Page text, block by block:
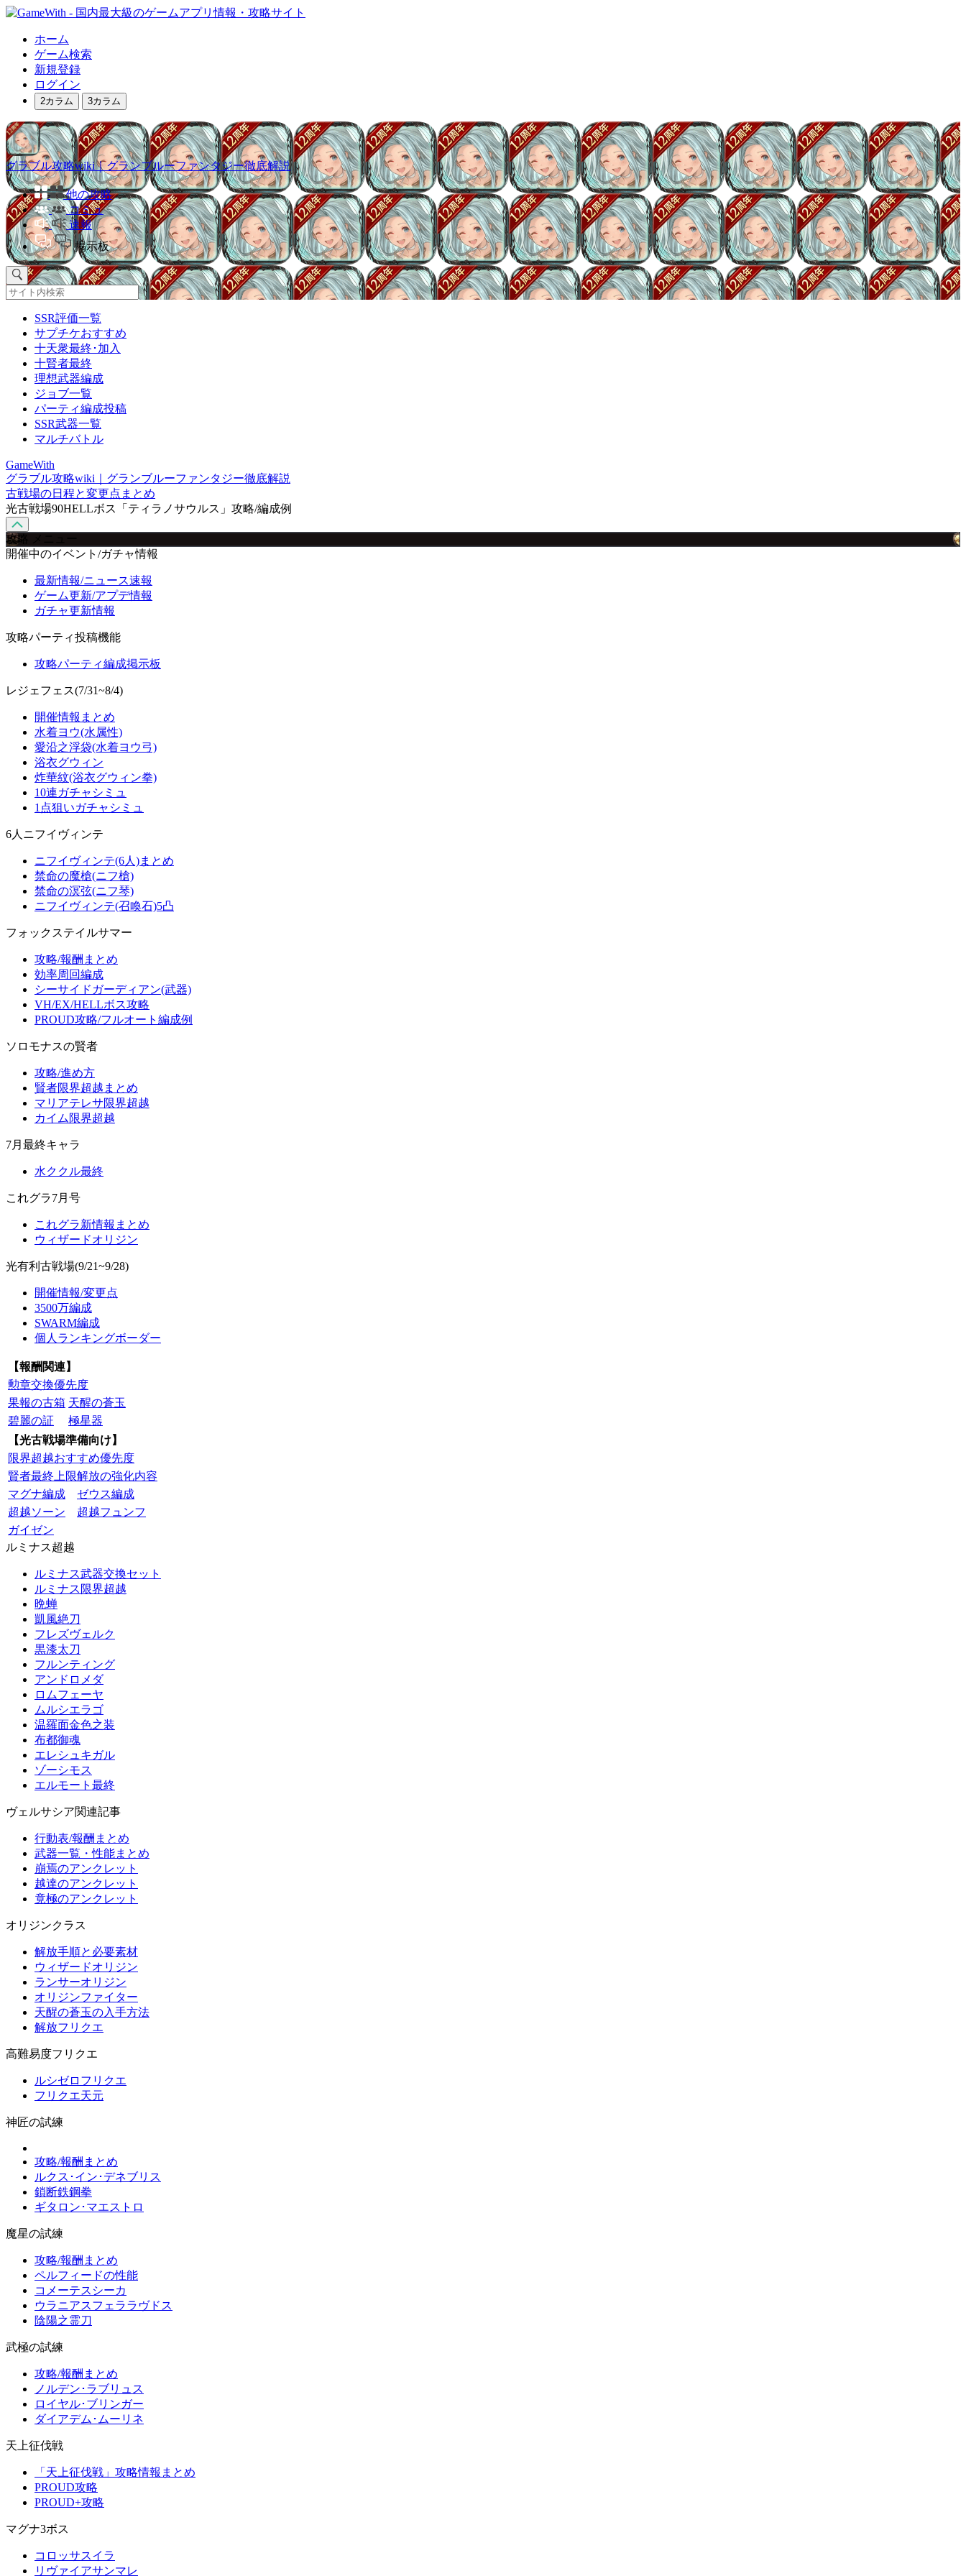
ホーム
ゲーム検索
新規登録
ログイン
2カラム 3カラム
グラブル攻略wiki｜グランブルーファンタジー徹底解説
他の攻略
コミュ
速報
掲示板
SSR評価一覧
サプチケおすすめ
十天衆最終･加入
十賢者最終
理想武器編成
ジョブ一覧
パーティ編成投稿
SSR武器一覧
マルチバトル
GameWith
グラブル攻略wiki｜グランブルーファンタジー徹底解説
古戦場の日程と変更点まとめ
光古戦場90HELLボス「ティラノサウルス」攻略/編成例
攻略 メニュー
開催中のイベント/ガチャ情報
最新情報/ニュース速報
ゲーム更新/アプデ情報
ガチャ更新情報
攻略パーティ投稿機能
攻略パーティ編成掲示板
レジェフェス(7/31~8/4)
開催情報まとめ
水着ヨウ(水属性)
愛沿之浮袋(水着ヨウ弓)
浴衣グウィン
炸華紋(浴衣グウィン拳)
10連ガチャシミュ
1点狙いガチャシミュ
6人ニフイヴィンテ
ニフイヴィンテ(6人)まとめ
禁命の魔槍(ニフ槍)
禁命の溟弦(ニフ琴)
ニフイヴィンテ(召喚石)5凸
フォックステイルサマー
攻略/報酬まとめ
効率周回編成
シーサイドガーディアン(武器)
VH/EX/HELLボス攻略
PROUD攻略/フルオート編成例
ソロモナスの賢者
攻略/進め方
賢者限界超越まとめ
マリアテレサ限界超越
カイム限界超越
7月最終キャラ
水ククル最終
これグラ7月号
これグラ新情報まとめ
ウィザードオリジン
光有利古戦場(9/21~9/28)
開催情報/変更点
3500万編成
SWARM編成
個人ランキングボーダー
【報酬関連】
勲章交換優先度
果報の古箱 天醒の蒼玉
碧麗の証
極星器
【光古戦場準備向け】
限界超越おすすめ優先度
賢者最終上限解放の強化内容
マグナ編成
ゼウス編成
超越ソーン
超越フュンフ
ガイゼン
ルミナス超越
ルミナス武器交換セット
ルミナス限界超越
晩蝉
凱風絶刀
フレズヴェルク
黒漆太刀
フルンティング
アンドロメダ
ロムフェーヤ
ムルシエラゴ
温羅面金色之装
布都御魂
エレシュキガル
ゾーシモス
エルモート最終
ヴェルサシア関連記事
行動表/報酬まとめ
武器一覧・性能まとめ
崩焉のアンクレット
越達のアンクレット
竟極のアンクレット
オリジンクラス
解放手順と必要素材
ウィザードオリジン
ランサーオリジン
オリジンファイター
天醒の蒼玉の入手方法
解放フリクエ
高難易度フリクエ
ルシゼロフリクエ
フリクエ天元
神匠の試練
攻略/報酬まとめ
ルクス･イン･デネブリス
鎖断鉄鋼拳
ギタロン･マエストロ
魔星の試練
攻略/報酬まとめ
ペルフィードの性能
コメーテスシーカ
ウラニアスフェララヴドス
陰陽之霊刀
武極の試練
攻略/報酬まとめ
ノルデン･ラブリュス
ロイヤル･ブリンガー
ダイアデム･ムーリネ
天上征伐戦
「天上征伐戦」攻略情報まとめ
PROUD攻略
PROUD+攻略
マグナ3ボス
コロッサスイラ
リヴァイアサンマレ